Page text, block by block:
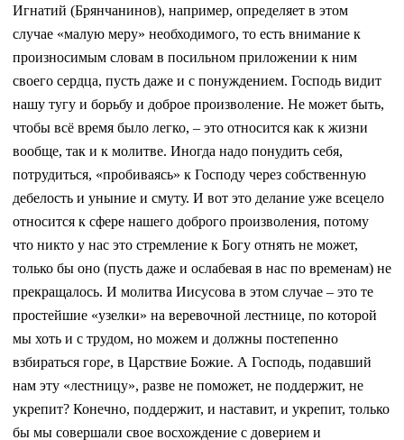
Игнатий (Брянчанинов), например, определяет в этом
случае «малую меру» необходимого, то есть внимание к
произносимым словам в посильном приложении к ним
своего сердца, пусть даже и с понуждением. Господь видит
нашу тугу и борьбу и доброе произволение. Не может быть,
чтобы всё время было легко, – это относится как к жизни
вообще, так и к молитве. Иногда надо понудить себя,
потрудиться, «пробиваясь» к Господу через собственную
дебелость и уныние и смуту. И вот это делание уже всецело
относится к сфере нашего доброго произволения, потому
что никто у нас это стремление к Богу отнять не может,
только бы оно (пусть даже и ослабевая в нас по временам) не
прекращалось. И молитва Иисусова в этом случае – это те
простейшие «узелки» на веревочной лестнице, по которой
мы хоть и с трудом, но можем и должны постепенно
взбираться горе, в Царствие Божие. А Господь, подавший
нам эту «лестницу», разве не поможет, не поддержит, не
укрепит? Конечно, поддержит, и наставит, и укрепит, только
бы мы совершали свое восхождение с доверием и